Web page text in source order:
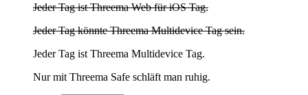
Jeder Tag ist Threema Web für iOS Tag.
Jeder Tag könnte Threema Multidevice Tag sein.
Jeder Tag ist Threema Multidevice Tag.
Nur mit Threema Safe schläft man ruhig.